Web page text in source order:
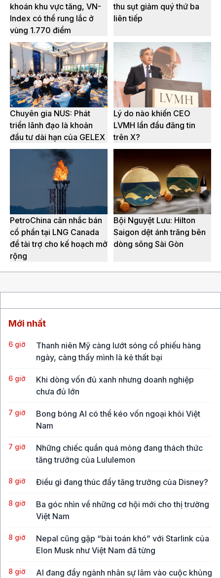
khoán khu vực tăng, VN-
Index có thể rung lắc ở
vùng 1.770 điểm
thu sụt giảm quý thứ ba
liên tiếp
Chuyên gia NUS: Phát
triển lãnh đạo là khoản
đầu tư dài hạn của GELEX
Lý do nào khiến CEO
LVMH lần đầu đăng tin
trên X?
PetroChina cân nhắc bán
cổ phần tại LNG Canada
để tài trợ cho kế hoạch mở
rộng
Bội Nguyệt Lưu: Hilton
Saigon dệt ánh trăng bên
dòng sông Sài Gòn
Mới nhất
6 giờ
Thanh niên Mỹ càng lướt sóng cổ phiếu hàng
ngày, càng thấy mình là kẻ thất bại
6 giờ
Khi dòng vốn đủ xanh nhưng doanh nghiệp
chưa đủ lớn
7 giờ
Bong bóng AI có thể kéo vốn ngoại khỏi Việt
Nam
7 giờ
Những chiếc quần quá mỏng đang thách thức
tăng trưởng của Lululemon
8 giờ Điều gì đang thúc đẩy tăng trưởng của Disney?
8 giờ
Ba góc nhìn về những cơ hội mới cho thị trường
Việt Nam
8 giờ
Nepal cũng gặp “bài toán khó” với Starlink của
Elon Musk như Việt Nam đã từng
8 giờ
AI đang đẩy ngành nhân sự lâm vào cuộc khủng